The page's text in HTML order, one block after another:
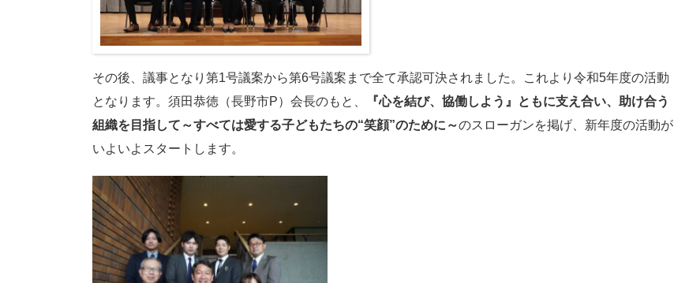
その後、議事となり第1号議案から第6号議案まで全て承認可決されました。これより令和5年度の活動
となります。須田恭徳（長野市P）会長のもと、
『心を結び、協働しよう』ともに支え合い、助け合う
組織を目指して～すべては愛する子どもたちの“笑顔”のために～のスローガンを掲げ、新年度の活動が
いよいよスタートします。